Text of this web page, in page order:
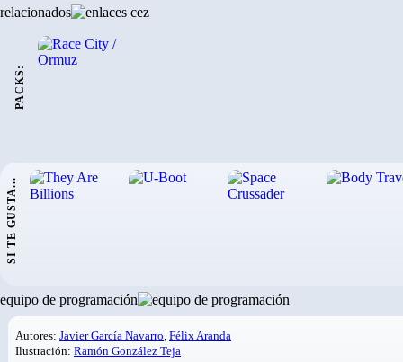
relacionados
PACKS:
SI TE GUSTA...
equipo de programación
Autores: Javier García Navarro Félix Aranda
Ilustración: Ramón González Teja